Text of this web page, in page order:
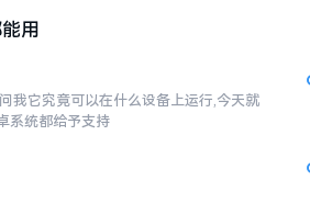
用
我它究竟可以在什么设备上运行,今天就
系统都给予支持